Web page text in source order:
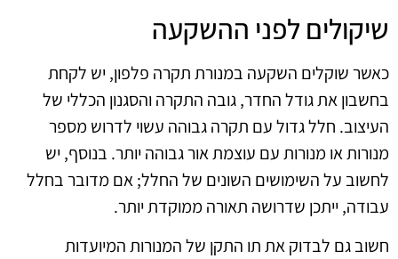
שיקולים לפני ההשקעה
כאשר שוקלים השקעה במנורת תקרה פלפון, יש לקחת
בחשבון את גודל החדר, גובה התקרה והסגנון הכללי של
העיצוב. חלל גדול עם תקרה גבוהה עשוי לדרוש מספר
מנורות או מנורות עם עוצמת אור גבוהה יותר. בנוסף, יש
לחשוב על השימושים השונים של החלל; אם מדובר בחלל
עבודה, ייתכן שדרושה תאורה ממוקדת יותר.
חשוב גם לבדוק את תו התקן של המנורות המיועדות